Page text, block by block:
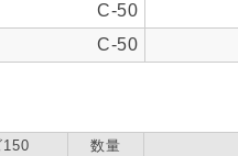
C-50
C-50
150 数量